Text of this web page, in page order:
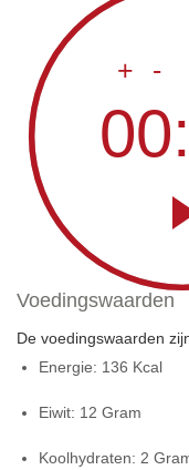
+ -
Voedingswaarden
De voedingswaarden
Energie: 136 Kcal
Eiwit: 12 Gram
Koolhydraten: 2